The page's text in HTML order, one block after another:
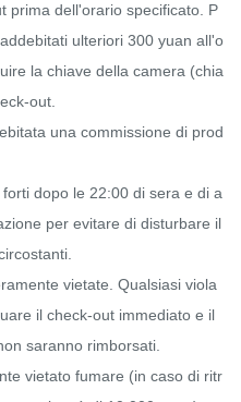
prima dell'orario specificato. P
ulteriori 300 yuan all'o
la chiave della camera (chia
out.
una commissione di prod
dopo le 22:00 di sera e di a
per evitare di disturbare il
vietate. Qualsiasi viola
il check-out immediato e il
saranno rimborsati.
vietato fumare (in caso di ritr